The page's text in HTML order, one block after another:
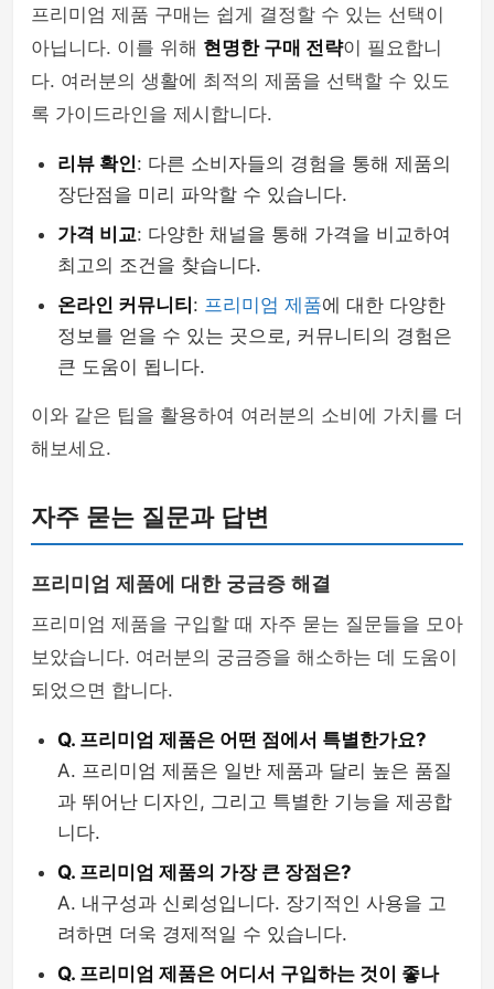
프리미엄 제품 구매는 쉽게 결정할 수 있는 선택이
아닙니다. 이를 위해 현명한 구매 전략이 필요합니
다. 여러분의 생활에 최적의 제품을 선택할 수 있도
록 가이드라인을 제시합니다.
리뷰 확인: 다른 소비자들의 경험을 통해 제품의
장단점을 미리 파악할 수 있습니다.
가격 비교: 다양한 채널을 통해 가격을 비교하여
최고의 조건을 찾습니다.
온라인 커뮤니티 : 프리미엄 제품에 대한 다양한
정보를 얻을 수 있는 곳으로, 커뮤니티의 경험은
큰 도움이 됩니다.
이와 같은 팁을 활용하여 여러분의 소비에 가치를 더
해보세요.
자주 묻는 질문과 답변
프리미엄 제품에 대한 궁금증 해결
프리미엄 제품을 구입할 때 자주 묻는 질문들을 모아
보았습니다. 여러분의 궁금증을 해소하는 데 도움이
되었으면 합니다.
Q. 프리미엄 제품은 어떤 점에서 특별한가요?
A. 프리미엄 제품은 일반 제품과 달리 높은 품질
과 뛰어난 디자인, 그리고 특별한 기능을 제공합
니다.
Q. 프리미엄 제품의 가장 큰 장점은?
A. 내구성과 신뢰성입니다. 장기적인 사용을 고
려하면 더욱 경제적일 수 있습니다.
Q. 프리미엄 제품은 어디서 구입하는 것이 좋나